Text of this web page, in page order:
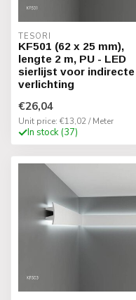
TESORI
KF501 (62 x 25 mm),
lengte 2 m, PU - LED
sierlijst voor indirecte
verlichting
€26,04
Unit price: €13,02 / Meter
In stock (37)